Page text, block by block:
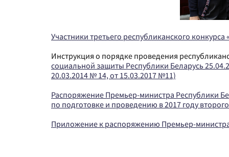
Участники третьего республиканского конкурса
Инструкция о порядке проведения
социальной защиты Республики Беларусь
20.03.2014 № 14, от 15.03.2017 №11)
Распоряжение Премьер-министра Республики
по подготовке и проведению в 2017 году
Приложение к распоряжению Премьер-